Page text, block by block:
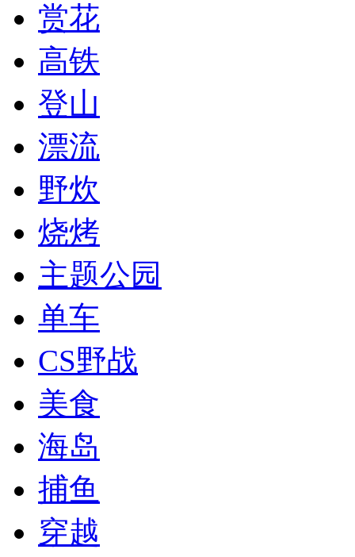
赏花
高铁
登山
漂流
野炊
烧烤
主题公园
单车
CS野战
美食
海岛
捕鱼
穿越